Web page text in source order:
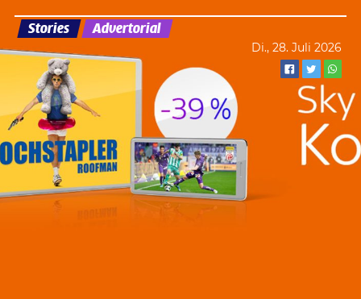
Stories Advertorial
Di., 28. Juli 2026